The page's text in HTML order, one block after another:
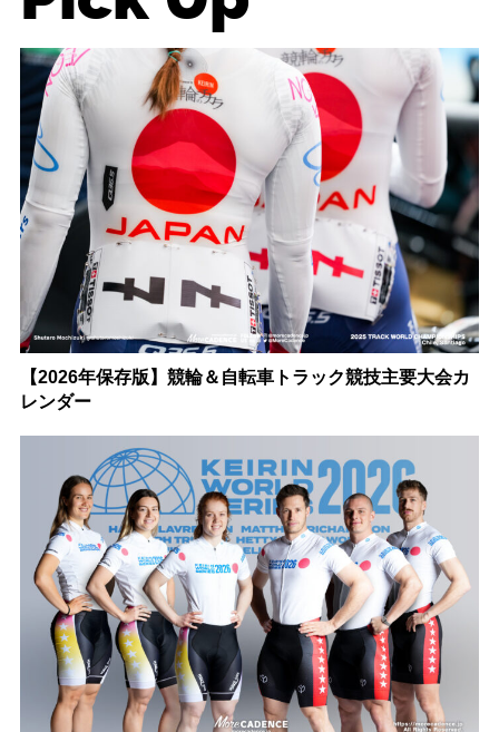
【2026年保存版】競輪＆自転車トラック競技主要大会カ
レンダー